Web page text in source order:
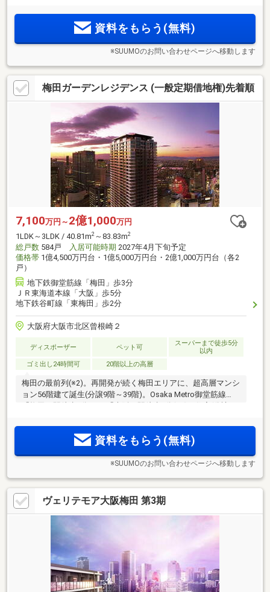
ボックス・専用防災備蓄倉庫・ガス衣類乾燥機「乾太くん」
資料をもらう(無料)
※SUUMOのお問い合わせページへ移動します
梅田ガーデンレジデンス (一般定期借地権)先着順
7,100万円～ 2億1,000万円
1LDK～3LDK / 40.81m2 ～83.83m2
総戸数 584戸 入居可能時期 2027年4月下旬予定
価格帯 1億4,500万円台・1億5,000万円台・2億1,000万円台（各2
戸）
地下鉄御堂筋線「梅田」歩3分
ＪＲ東海道本線「大阪」歩5分
地下鉄谷町線「東梅田」歩2分
大阪府大阪市北区曾根崎２
ディスポーザー ペット可
スーパーまで徒歩5分
以内
ゴミ出し24時間可
20階以上の高層
梅田の最前列(※2)。再開発が続く梅田エリアに、超高層マンシ
ョン56階建て誕生(分譲9階～39階)。Osaka Metro御堂筋線
「梅田ガーデンレジデンス」デビュー！
資料をもらう(無料)
※SUUMOのお問い合わせページへ移動します
ヴェリテモア大阪梅田 第3期